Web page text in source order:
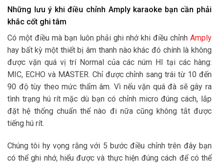
Những lưu ý khi điều chỉnh Amply karaoke bạn cần phải
khắc cốt ghi tâm
Có một điều mà bạn luôn phải ghi nhớ khi điều chỉnh Amply
hay bất kỳ một thiết bị âm thanh nào khác đó chính là không
được vặn quá vị trí Normal của các núm HI tại các hàng:
MIC, ECHO và MASTER. Chỉ được chỉnh sang trái từ 10 đến
90 độ tùy theo mức thẩm âm. Vì nếu vặn quá đà sẽ gây ra
tình trạng hú rít mặc dù bạn có chỉnh micro đúng cách, lắp
đặt hệ thống chuẩn thế nào đi nữa cũng không tắt được
tiếng hú rít.
Chúng tôi hy vọng rằng với 5 bước điều chỉnh trên đây bạn
có thể ghi nhớ, hiểu được và thực hiện đúng cách để có thể